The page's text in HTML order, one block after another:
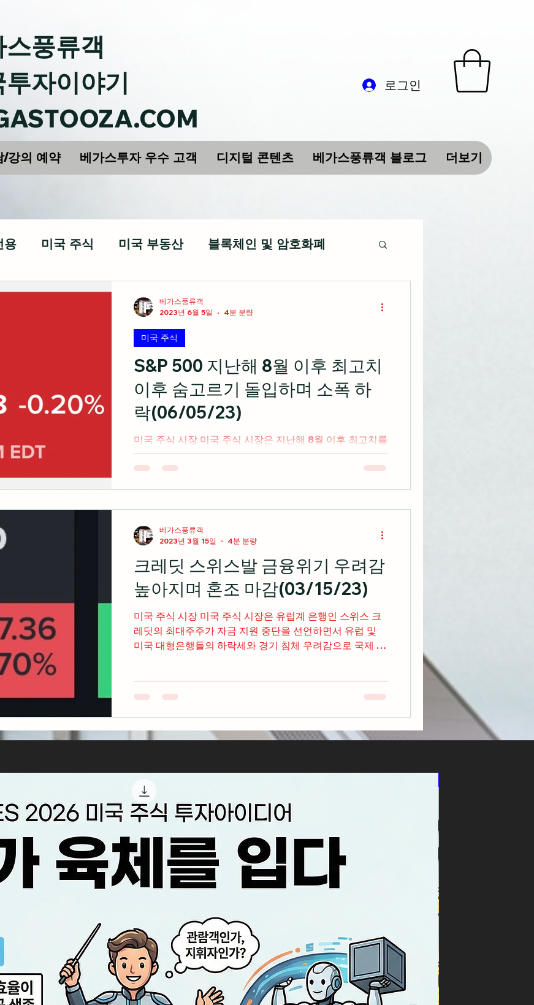
스풍류객
투자이야기
로그인
/강의 예약 베가스투자 우수 고객 디지털 콘텐츠 베가스풍류객 블로그 더보기
용 미국 주식 미국 부동산 블록체인 및 암호화폐
지표 미국 주식 입문
전업투자자의 혼잣말
S&P 500 지난해 8월 이후 최고치
이후 숨고르기 돌입하며 소폭 하
락(06/05/23)
미국 주식 시장 미국 주식 시장은 지난해 8월 이후 최고치를
기록한 S&P 500가 숨고르기에 들어가며 3대 지수 모두 소
폭 하락 마감 출처: cnbc.com 아이폰 제조업체인 애플은 글
미국 주식
베가스풍류객
2023년 6월 5일
4분 분량
크레딧 스위스발 금융위기 우려감
높아지며 혼조 마감(03/15/23)
미국 주식 시장 미국 주식 시장은 유럽계 은행인 스위스 크
레딧의 최대주주가 자금 지원 중단을 선언하면서 유럽 및
미국 대형은행들의 하락세와 경기 침체 우려감으로 국제 유
베가스풍류객
2023년 3월 15일
4분 분량